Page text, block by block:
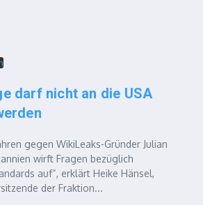
darf nicht an die USA
gegen WikiLeaks-Gründer Julian
wirft Fragen bezüglich
auf“, erklärt Heike Hänsel,
der Fraktion...